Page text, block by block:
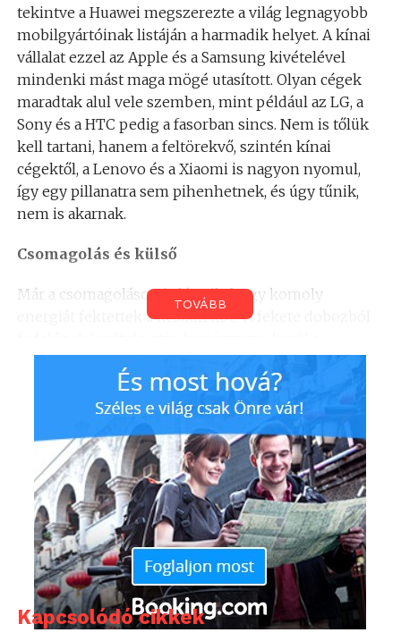
tekintve a Huawei megszerezte a világ legnagyobb
mobilgyártóinak listáján a harmadik helyet. A kínai
vállalat ezzel az Apple és a Samsung kivételével
mindenki mást maga mögé utasított. Olyan cégek
maradtak alul vele szemben, mint például az LG, a
Sony és a HTC pedig a fasorban sincs. Nem is tőlük
kell tartani, hanem a feltörekvő, szintén kínai
cégektől, a Lenovo és a Xiaomi is nagyon nyomul,
így egy pillanatra sem pihenhetnek, és úgy tűnik,
nem is akarnak.
Csomagolás és külső
Már a csomagoláson is látszik, hogy komoly
energiát fektettek a készülékbe. A fekete dobozból
kezünkbe a telefon, a tartozékok és a kevéske papír
külön került elhelyezésre. A hálózati töltőfej és az
USB adatkábel mellett egy sztereó fülesnek is jutott
hely, illetve a SIM-tálca nyitásához is kapunk tüskét.
És hogy milyen maga a telefon külsőre? Egyszerűen
gyönyörű.
TOVÁBB
Kapcsolódó cikkek